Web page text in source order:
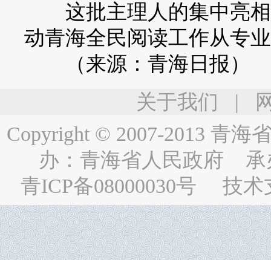
这批主理人的集中亮相
动青海全民阅读工作从专
（来源：青海日报）
关于我们 |
Copyright © 2007-2013 青海
办： 青海省人民政府 承
青ICP备08000030号 技术